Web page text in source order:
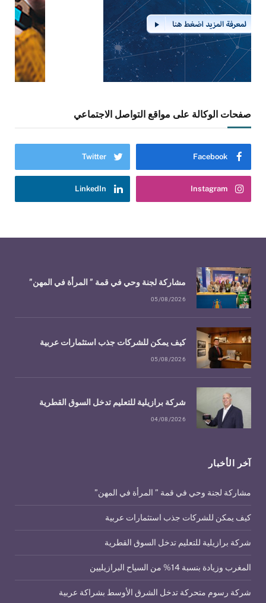
صفحات الوكالة على مواقع التواصل الاجتماعي
Facebook
Twitter
Instagram
LinkedIn
آخر الأخبار
مشاركة لجنة وحي في قمة ” المرأة في المهن”
كيف يمكن للشركات جذب استثمارات عربية
شركة برازيلية للتعليم تدخل السوق القطرية
المغرب وزيادة بنسبة 14% من السياح البرازيليين
شركة رسوم متحركة تدخل الشرق الأوسط بشراكة عربية
مشاركة لجنة وحي في قمة ” المرأة في المهن”
05/08/2026
كيف يمكن للشركات جذب استثمارات عربية
05/08/2026
شركة برازيلية للتعليم تدخل السوق القطرية
04/08/2026